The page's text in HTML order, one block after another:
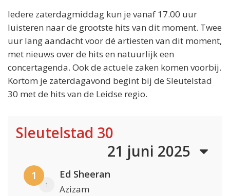
Iedere zaterdagmiddag kun je vanaf 17.00 uur
luisteren naar de grootste hits van dit moment. Twee
uur lang aandacht voor dé artiesten van dit moment,
met nieuws over de hits en natuurlijk een
concertagenda. Ook de actuele zaken komen voorbij.
Kortom je zaterdagavond begint bij de Sleutelstad
30 met de hits van de Leidse regio.
Sleutelstad 30
21 juni 2025
1
1
Ed Sheeran
Azizam